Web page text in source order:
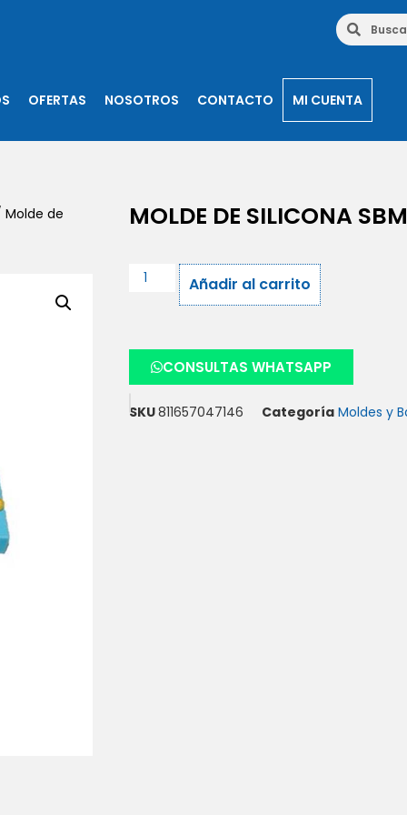
OFERTAS NOSOTROS CONTACTO MI CUENTA
de MOLDE DE SILICONA
Añadir al carrito
CONSULTAS WHATSAPP
SKU811657047146 Categoría Moldes y